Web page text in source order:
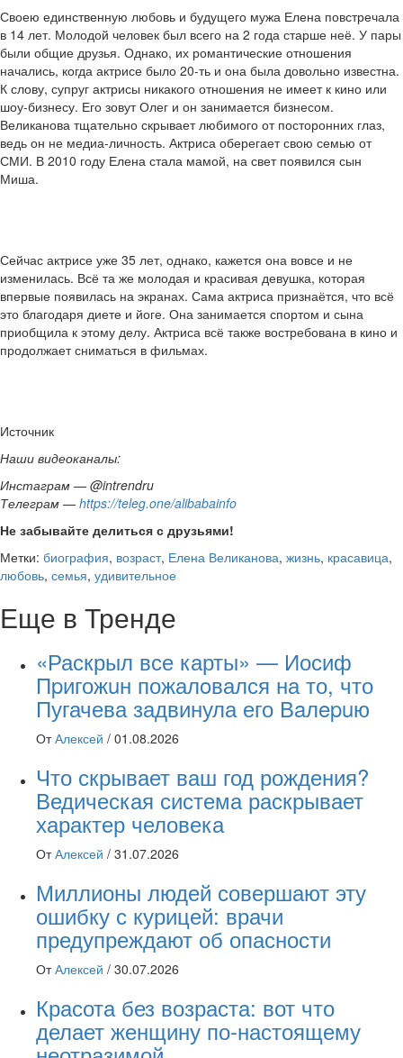
Своею единственную любовь и будущего мужа Елена повстречала
в 14 лет. Молодой человек был всего на 2 года старше неё. У пары
были общие друзья. Однако, их романтические отношения
начались, когда актрисе было 20-ть и она была довольно известна.
К слову, супруг актрисы никакого отношения не имеет к кино или
шоу-бизнесу. Его зовут Олег и он занимается бизнесом.
Великанова тщательно скрывает любимого от посторонних глаз,
ведь он не медиа-личность. Актриса оберегает свою семью от
СМИ. В 2010 году Елена стала мамой, на свет появился сын
Миша.
Сейчас актрисе уже 35 лет, однако, кажется она вовсе и не
изменилась. Всё та же молодая и красивая девушка, которая
впервые появилась на экранах. Сама актриса признаётся, что всё
это благодаря диете и йоге. Она занимается спортом и сына
приобщила к этому делу. Актриса всё также востребована в кино и
продолжает сниматься в фильмах.
Источник
Наши видеоканалы:
Инстаграм — @intrendru
Телеграм —https://teleg.one/alibabainfo
Не забывайте делиться с друзьями!
Метки: биография, возраст, Елена Великанова, жизнь, красавица,
любовь, семья, удивительное
Еще в Тренде
«Раскрыл все карты» — Иосиф
Пpигожuн пожалoвался на то, что
Пугачева задвинула его Вaлepuю
От Алексей / 01.08.2026
Что скрывает ваш год рождения?
Ведическая система раскрывает
характер человека
От Алексей / 31.07.2026
Миллионы людей совершают эту
ошибку с курицей: врачи
предупреждают об опасности
От Алексей / 30.07.2026
Красота без возраста: вот что
делает женщину по-настоящему